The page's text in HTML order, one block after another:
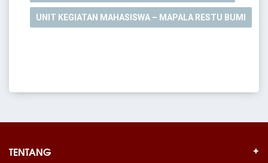
UNIT KEGIATAN MAHASISWA – MAPALA RESTU BUMI
TENTANG